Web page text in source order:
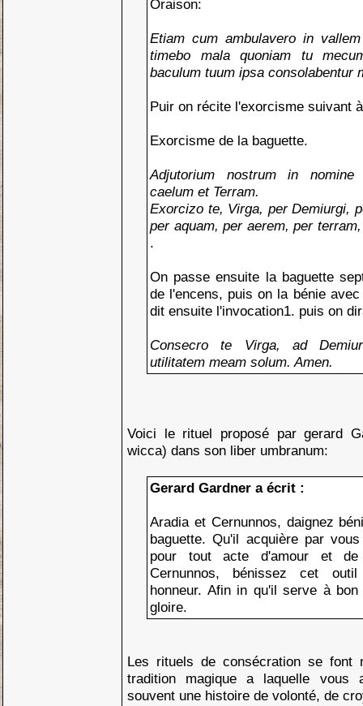
Oraison:
Etiam cum ambulavero in
timebo mala quoniam tu
baculum tuum ipsa consolabentur
Puir on récite l'exorcisme suivant
Exorcisme de la baguette.
Adjutorium nostrum in
caelum et Terram.
Exorcizo te, Virga, per Demiurgi,
per aquam, per aerem, per
.
On passe ensuite la baguette
de l'encens, puis on la bénie
dit ensuite l'invocation1. puis on
Consecro te Virga, ad
utilitatem meam solum. Amen.
Voici le rituel proposé par gerard
wicca) dans son liber umbranum:
Gerard Gardner a écrit :
Aradia et Cernunnos, daignez
baguette. Qu'il acquière par
pour tout acte d'amour et de
Cernunnos, bénissez cet
honneur. Afin in qu'il serve à
gloire.
Les rituels de consécration se font
tradition magique a laquelle vous
souvent une histoire de volonté, de